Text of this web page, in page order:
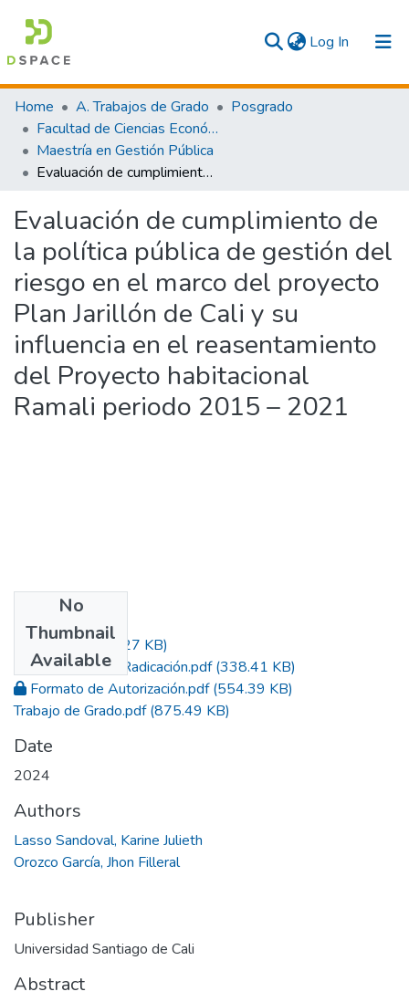
Log In (current)
Communities & Collections
Statistics
Home A. Trabajos de Grado
Posgrado
Facultad de Ciencias Económicas y Empresariales
Maestría en Gestión Pública
Evaluación de cumplimiento de la política pública de gestión del riesgo en el marco del proyecto Plan Jarillón de Cali y su influencia en el reasentamiento del Proyecto habitacional Ramali periodo 2015 – 2021
Evaluación de cumplimiento de
la política pública de gestión del
riesgo en el marco del proyecto
Plan Jarillón de Cali y su
influencia en el reasentamiento
del Proyecto habitacional
Ramali periodo 2015 – 2021
No
Thumbnail
Available
Acta.pdf(873.27 KB)
Constancia de Radicación.pdf(338.41 KB)
Formato de Autorización.pdf(554.39 KB)
Trabajo de Grado.pdf(875.49 KB)
Date
2024
Authors
Lasso Sandoval, Karine Julieth
Orozco García, Jhon Filleral
Publisher
Universidad Santiago de Cali
Abstract